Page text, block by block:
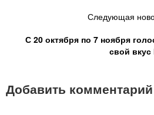
Следующая
С 20 октября по 7 ноября
свой
Добавить комментарий